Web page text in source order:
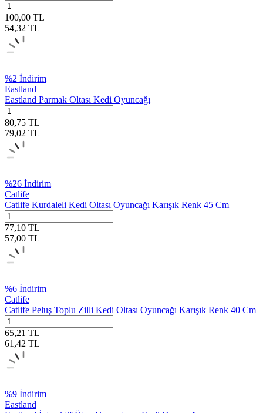
100,00 TL
54,32 TL
%2 İndirim
Eastland
Eastland Parmak Oltası Kedi Oyuncağı
80,75 TL
79,02 TL
%26 İndirim
Catlife
Catlife Kurdaleli Kedi Oltası Oyuncağı Karışık Renk 45 Cm
77,10 TL
57,00 TL
%6 İndirim
Catlife
Catlife Peluş Toplu Zilli Kedi Oltası Oyuncağı Karışık Renk 40 Cm
65,21 TL
61,42 TL
%9 İndirim
Eastland